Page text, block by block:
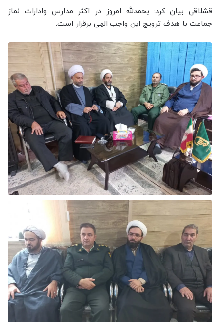
قشلاقی بیان کرد: بحمدلله امروز در اکثر مدارس وادارات نماز
جماعت با هدف ترویج این واجب الهی برقرار است.